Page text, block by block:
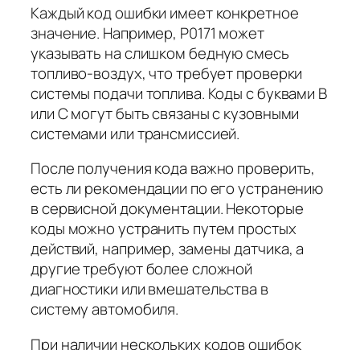
Каждый код ошибки имеет конкретное
значение. Например, P0171 может
указывать на слишком бедную смесь
топливо-воздух, что требует проверки
системы подачи топлива. Коды с буквами B
или C могут быть связаны с кузовными
системами или трансмиссией.
После получения кода важно проверить,
есть ли рекомендации по его устранению
в сервисной документации. Некоторые
коды можно устранить путем простых
действий, например, замены датчика, а
другие требуют более сложной
диагностики или вмешательства в
систему автомобиля.
При наличии нескольких кодов ошибок